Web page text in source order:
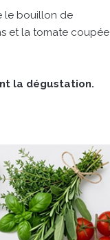
le bouillon de
et la tomate coupée
la dégustation.